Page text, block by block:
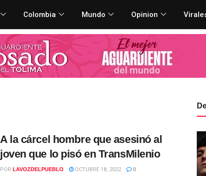
Colombia Mundo Opinion
A la cárcel hombre que asesinó al
joven que lo pisó en TransMilenio
POR LAVOZDELPUEBLO OCTUBRE 18, 2022 0